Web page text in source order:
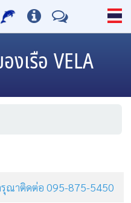
งเรือ VELA
ณาติดต่อ 095-875-5450